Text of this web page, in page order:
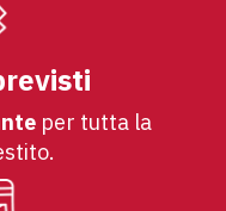
per tutta la